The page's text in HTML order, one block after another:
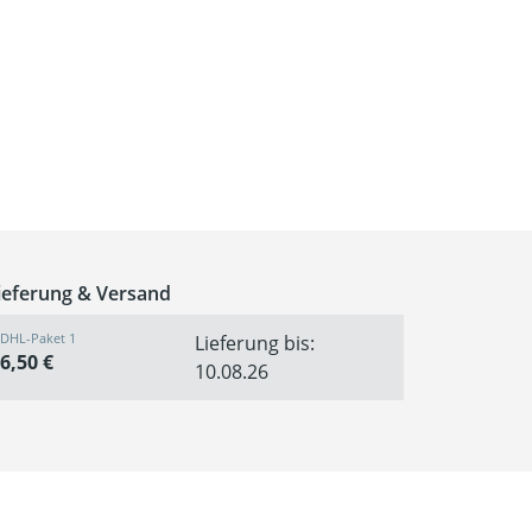
& Versand
DHL-Paket 1
6,50 €
Lieferung bis:
10.08.26